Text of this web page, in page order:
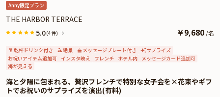
ト提供時にご予約主様にお渡しいたしますので、サプライズにお役立てくださ
い。詳しくは、本ページ中段の「お祝いアイテム」の欄でお選び頂けます。
Anny限定プラン
THE HARBOR TERRACE
5.0(4件) ￥9,680 /名
乾杯ドリンク付き 絶景 メッセージプレート付き
サプライズ
お祝いアイテム追加可 インスタ映え フレンチ ホテル内 メッセージカード追加可
海が見える
海と夕陽に包まれる、贅沢フレンチで特別な女子会を×花束やギフ
トでお祝いのサプライズを演出(有料)